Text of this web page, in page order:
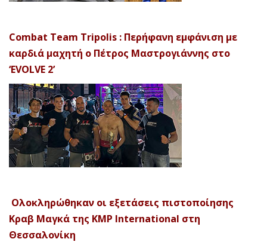
Combat Team Tripolis : Περήφανη εμφάνιση με
καρδιά μαχητή ο Πέτρος Μαστρογιάννης στο
‘EVOLVE 2’
Ολοκληρώθηκαν οι εξετάσεις πιστοποίησης
Κραβ Μαγκά της KMP International στη
Θεσσαλονίκη